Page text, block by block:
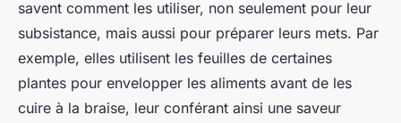
savent comment les utiliser, non seulement pour leur
subsistance, mais aussi pour préparer leurs mets. Par
exemple, elles utilisent les feuilles de certaines
plantes pour envelopper les aliments avant de les
cuire à la braise, leur conférant ainsi une saveur